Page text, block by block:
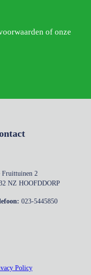
of onze
Fruittuinen 2
NZ HOOFDDORP
023-5445850
Policy